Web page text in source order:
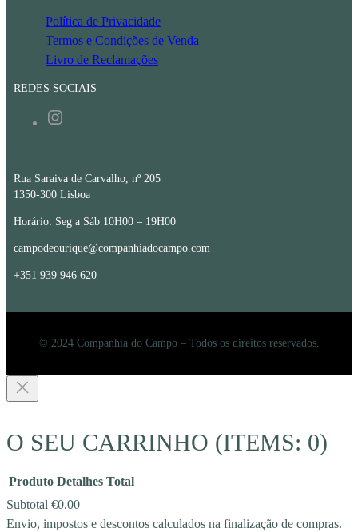
Política de Privacidade
Termos e Condições de Venda
Livro de Reclamações
REDES SOCIAIS
Rua Saraiva de Carvalho, nº 205
1350-300 Lisboa
Horário: Seg a Sáb 10H00 – 19H00
campodeourique@companhiadocampo.com
+351 939 946 620
© 2024 Companhia do Campo – Todos os direitos reservados.
O SEU CARRINHO (ITEMS: 0)
Produto Detalhes Total
Subtotal €0.00
Envio, impostos e descontos calculados na finalização de compras.